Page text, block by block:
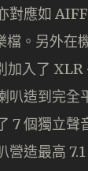
對應如
。另外在
加入了 XLR
叭造到完全
7 個獨立聲
營造最高